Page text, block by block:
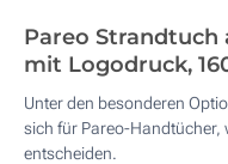
Pareo
mit Logodruck,
Unter den besonderen
sich für Pareo-Handtücher,
entscheiden.